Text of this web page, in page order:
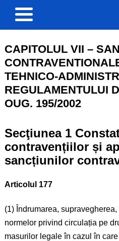
CAPITOLUL VII –
TEHNICO-
REGULAMENTULUI
OUG. 195/2002
Secţiunea 1
contravențiilor și
sancțiunilor
Articolul 177
(1) Îndrumarea,
normelor privind circulația pe
masurilor legale în cazul în